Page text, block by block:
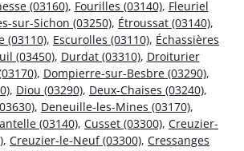
(03160), Fourilles (03140), Fleuriel
sur-Sichon (03250), Étroussat (03140),
(03110), Escurolles (03110), Échassières
(03450), Durdat (03310), Droiturier
, Dompierre-sur-Besbre (03290),
, Diou (03290), Deux-Chaises (03240),
, Deneuille-les-Mines (03170),
(03140), Cusset (03300), Creuzier-
, Creuzier-le-Neuf (03300), Cressanges